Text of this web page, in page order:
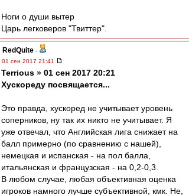
Ноги о души вытер
Царь легковеров "Твиттер".
RedQuite -
01 сен 2017 21:41
Terrious » 01 сен 2017 20:21
Хускореду посвящается...
Это правда, хускоред не учитывает уровень
соперников, ну так их никто не учитывает. Я
уже отвечал, что Английская лига снижает на
балл примерно (по сравнению с нашей),
немецкая и испанская - на пол балла,
итальянская и французская - на 0,2-0,3.
В любом случае, любая объективная оценка
игроков намного лучше субъективной, кмк. Не,